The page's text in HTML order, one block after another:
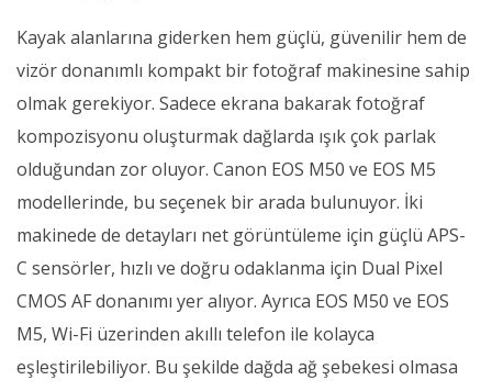
Kayak alanlarına giderken hem güçlü, güvenilir hem de
vizör donanımlı kompakt bir fotoğraf makinesine sahip
olmak gerekiyor. Sadece ekrana bakarak fotoğraf
kompozisyonu oluşturmak dağlarda ışık çok parlak
olduğundan zor oluyor. Canon EOS M50 ve EOS M5
modellerinde, bu seçenek bir arada bulunuyor. İki
makinede de detayları net görüntüleme için güçlü APS-
C sensörler, hızlı ve doğru odaklanma için Dual Pixel
CMOS AF donanımı yer alıyor. Ayrıca EOS M50 ve EOS
M5, Wi-Fi üzerinden akıllı telefon ile kolayca
eşleştirilebiliyor. Bu şekilde dağda ağ şebekesi olmasa